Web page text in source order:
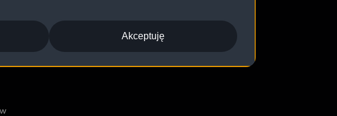
Akceptuję